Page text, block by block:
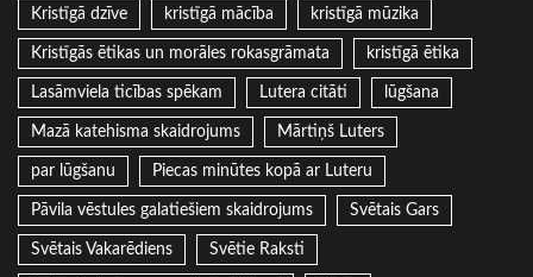
Kristīgā dzīve kristīgā mācība kristīgā mūzika
Kristīgās ētikas un morāles rokasgrāmata kristīgā ētika
Lasāmviela ticības spēkam Lutera citāti lūgšana
Mazā katehisma skaidrojums Mārtiņš Luters
par lūgšanu Piecas minūtes kopā ar Luteru
Pāvila vēstules galatiešiem skaidrojums Svētais Gars
Svētais Vakarēdiens Svētie Raksti